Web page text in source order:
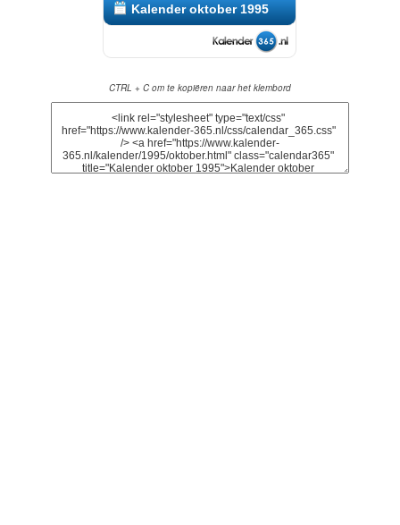
Kalender oktober 1995
CTRL + C om te kopiëren naar het klembord